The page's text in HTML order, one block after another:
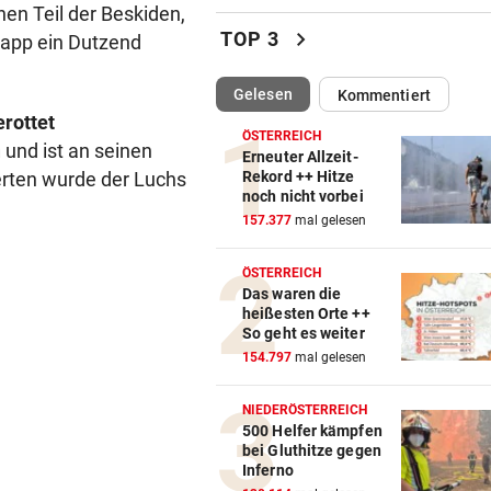
Teil der Beskiden,
ein Dutzend
ist an seinen
wurde der Luchs
Katzentöter-Anwalt: „Nie so
Hass begegnet“
TRUMP DROHT:
Lange Haftstrafen für
über Waffenengpässe
CONFERENCE LEAGUE vor
Sieg! Austria stößt die Tür
Play-off weit auf
MITTEN IN HITZEWELLE vor
Irre! Salzburg – Pafos wegen
Sintflut unterbrochen
RADSPORT
Reusser vor Ventoux-Etappe
weiter im Gelben Trikot
TOP 3 chevron_right
Gelesen(ausgewählt)Kommentiert
ÖSTERREICH
Erneuter Allzeit-
Rekord ++ Hitze
noch nicht vorbei
157.377 mal gelesen
ÖSTERREICH
Das waren die
heißesten Orte ++
So geht es weiter
154.797 mal gelesen
NIEDERÖSTERREICH
500 Helfer kämpfen
bei Gluthitze gegen
Inferno